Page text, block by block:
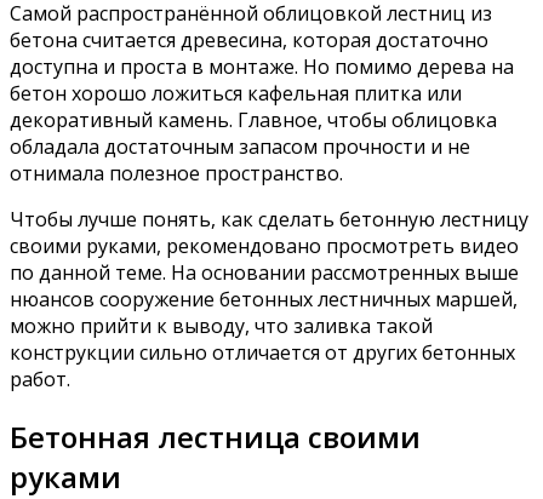
Самой распространённой облицовкой лестниц из
бетона считается древесина, которая достаточно
доступна и проста в монтаже. Но помимо дерева на
бетон хорошо ложиться кафельная плитка или
декоративный камень. Главное, чтобы облицовка
обладала достаточным запасом прочности и не
отнимала полезное пространство.
Чтобы лучше понять, как сделать бетонную лестницу
своими руками, рекомендовано просмотреть видео
по данной теме. На основании рассмотренных выше
нюансов сооружение бетонных лестничных маршей,
можно прийти к выводу, что заливка такой
конструкции сильно отличается от других бетонных
работ.
Бетонная лестница своими
руками